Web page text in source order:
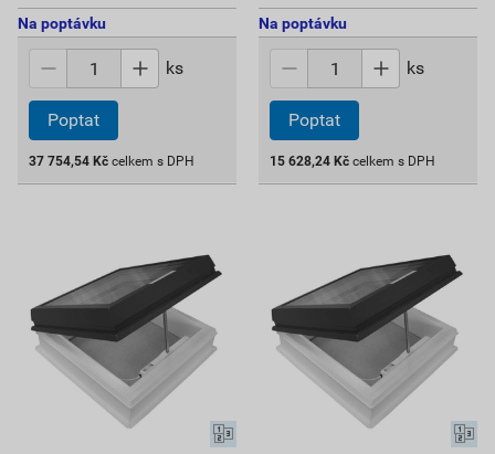
Na poptávku
ks
Poptat
37 754,54 Kč celkem s DPH
Na poptávku
ks
Poptat
15 628,24 Kč celkem s DPH